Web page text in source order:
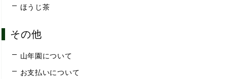
ほうじ茶
その他
山年園について
お支払いについて